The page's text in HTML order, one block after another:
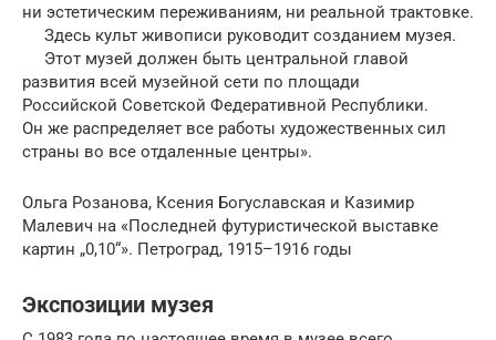
ни эстетическим переживаниям, ни реальной трактовке.
Здесь культ живописи руководит созданием музея.
Этот музей должен быть центральной главой
развития всей музей­ной сети по площади
Российской Советской Федеративной Республики.
Он же распреде­ляет все работы худо­же­ственных сил
страны во все отдаленные центры».
Ольга Розанова, Ксения Богуславская и Казимир
Малевич на «Последней футуристической выставке
картин „0,10“». Петроград, 1915–1916 годы
Экспозиции музея